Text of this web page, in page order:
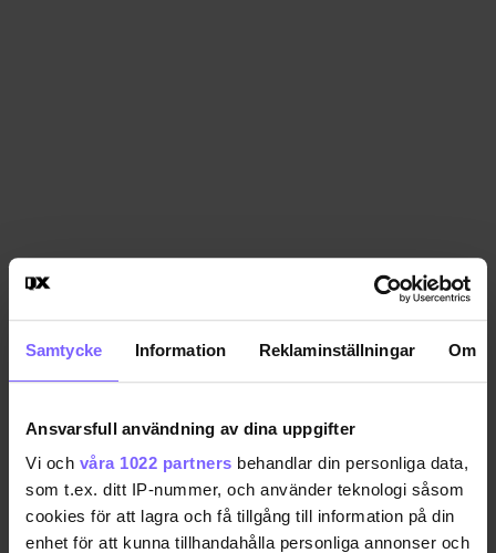
Samtycke Information Reklaminställningar Om
Ansvarsfull användning av dina uppgifter
Vi och våra 1022 partners behandlar din personliga data,
som t.ex. ditt IP-nummer, och använder teknologi såsom
cookies för att lagra och få tillgång till information på din
enhet för att kunna tillhandahålla personliga annonser och